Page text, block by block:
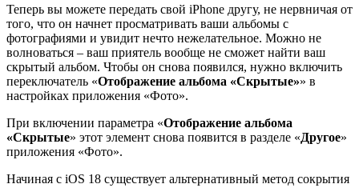
Теперь вы можете передать свой iPhone другу, не нервничая от
того, что он начнет просматривать ваши альбомы с
фотографиями и увидит нечто нежелательное. Можно не
волноваться – ваш приятель вообще не сможет найти ваш
скрытый альбом. Чтобы он снова появился, нужно включить
переключатель «Отображение альбома «Скрытые»» в
настройках приложения «Фото».
При включении параметра «Отображение альбома
«Скрытые» этот элемент снова появится в разделе «Другое»
приложения «Фото».
Начиная с iOS 18 существует альтернативный метод сокрытия